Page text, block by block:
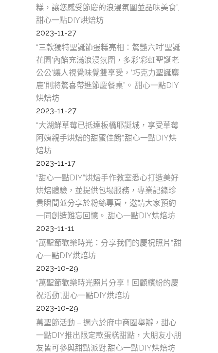
糕，讓您感受節慶的浪漫氛圍並品味美食”,
甜心一點DIY烘焙坊
2023-11-27
“三款獨特聖誕節蛋糕亮相：驚艷六吋’聖誕
花園’內餡充滿浪漫氛圍，多彩’彩虹聖誕老
公公’讓人視覺味覺雙享受，’巧克力聖誕麋
鹿’則將驚喜帶進節慶餐桌”。,甜心一點DIY
烘焙坊
2023-11-27
“大湖鮮草莓已抵達板橋耶誕城，享受草莓
阿姨親手烘焙的甜蜜佳餚”,甜心一點DIY烘
焙坊
2023-11-17
“甜心一點DIY”烘焙手作教室悉心打造美好
烘焙體驗，並提供包場服務，專業記錄珍
貴瞬間並分享於粉絲專頁，邀請大家預約
一同創造難忘回憶。,甜心一點DIY烘焙坊
2023-11-11
“萬聖節歡樂時光：分享我們的慶祝照片”,甜
心一點DIY烘焙坊
2023-10-29
“萬聖節歡樂時光照片分享！回顧繽紛的慶
祝活動”,甜心一點DIY烘焙坊
2023-10-29
萬聖節活動 – 週六於府中商圈舉辦，甜心
一點DIY推出限定款蛋糕甜點，大朋友小朋
友皆可參與甜點派對,甜心一點DIY烘焙坊